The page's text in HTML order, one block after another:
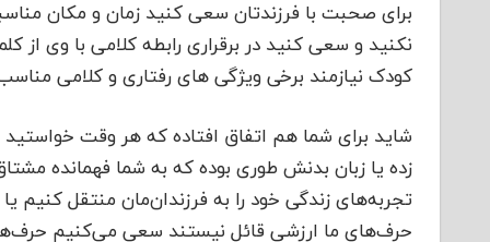
برای صحبت با فرزندتان سعی کنید زمان و مکان
نکنید و سعی کنید در برقراری رابطه کلامی با وی
کودک نیازمند برخی ویژگی های رفتاری و کلامی
شاید برای شما هم اتفاق افتاده که هر وقت خواستید
زده یا زبان بدنش طوری بوده که به شما فهمانده
تجربه‌های زندگی خود را به فرزندان‌مان منتقل
حرف‌های ما ارزشی قائل نیستند سعی می‌‌کنیم